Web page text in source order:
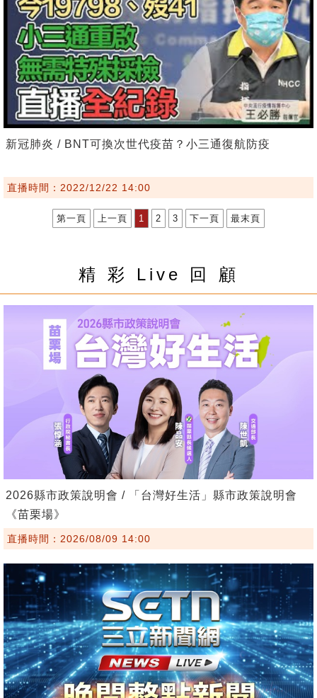
新冠肺炎 / BNT可換次世代疫苗？小三通復航防疫
直播時間：2022/12/22 14:00
第一頁 上一頁 1 2 3 下一頁 最末頁
精 彩 Live 回 顧
2026縣市政策說明會 / 「台灣好生活」縣市政策說明會
《苗栗場》
直播時間：2026/08/09 14:00